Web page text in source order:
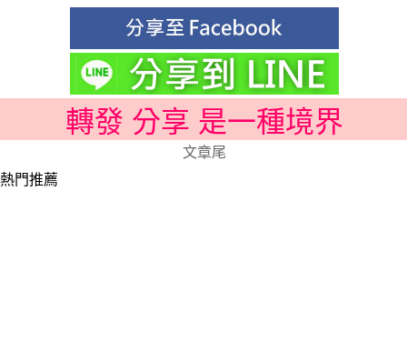
轉發 分享 是一種境界
文章尾
熱門推薦